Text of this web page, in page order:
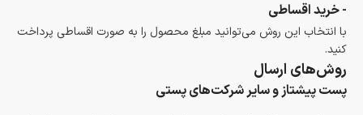
- خرید اقساطی
با انتخاب این روش می‌توانید مبلغ محصول را به صورت اقساطی پرداخت
کنید.
روش‌های ارسال
پست پیشتاز و سایر شرکت‌های پستی